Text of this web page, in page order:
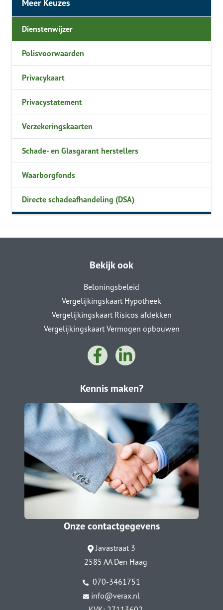
Meer Keuzes
Dienstenwijzer
Polisvoorwaarden
Privacykaart
Privacystatement
Verzekeringskaarten
Schade- en Glasgarant herstellers
Waarborgfonds
Directe schadeafhandeling (DSA)
Bekijk ook
Beloningsbeleid
Vergelijkingskaart Hypotheek
Vergelijkingskaart Risicos afdekken
Vergelijkingskaart Vermogen opbouwen
Kennis maken?
Onze contactgegevens
Javastraat 3
2585 AA Den Haag
070-3461751
info@verax.nl